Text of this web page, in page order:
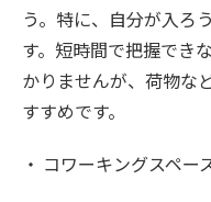
う。特に、自分が入ろ
す。短時間で把握でき
かりませんが、荷物な
すすめです。
・ コワーキングスペー